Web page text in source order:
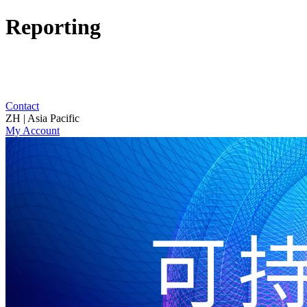
Reporting
Contact
ZH | Asia Pacific
My Account
可